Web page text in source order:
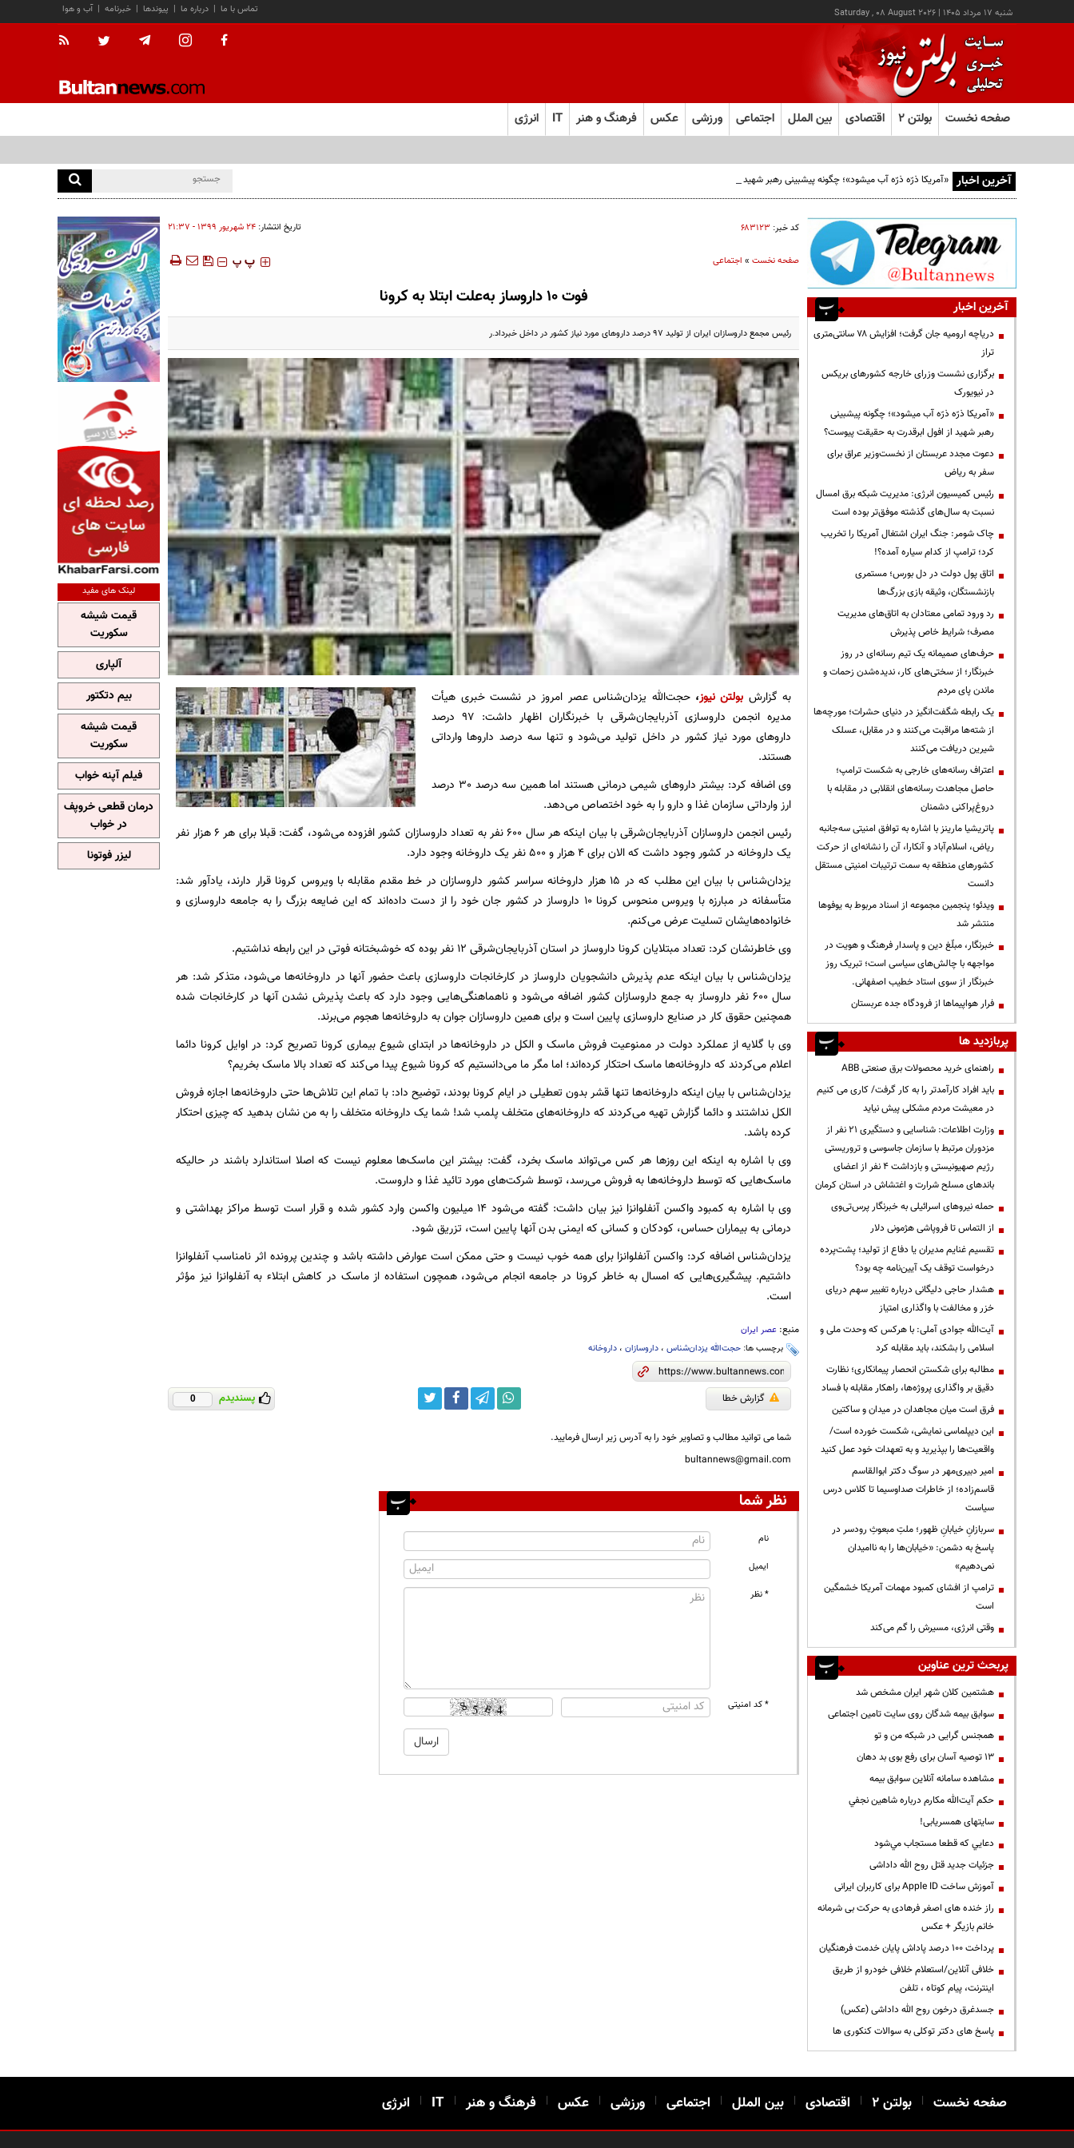
شنبه ۱۷ مرداد ۱۴۰۵ |
Saturday , 08 August 2026 آب و هوا | خبرنامه | پیوندها | درباره ما | تماس با ما
صفحه نخست بولتن ۲ اقتصادی بین الملل اجتماعی ورزشی عکس فرهنگ و هنر IT انرژی
آخرین اخبار «آمریکا ذرّه ذرّه آب میشود»؛ چگونه پیشبینی رهبر شهید از افول ابرقدرت به حقیقت پیوست؟
کد خبر: ۶۸۳۱۲۳ تاریخ انتشار: ۲۴ شهريور ۱۳۹۹ - ۲۱:۳۷
صفحه نخست» اجتماعی ‍‍‍ پ پ
فوت 10 داروساز به‌علت ابتلا به کرونا
رئیس مجمع داروسازان ایران از تولید 97 درصد داروهای مورد نیاز کشور در داخل خبرداد.ر
به گزارش بولتن نیوز، حجت‌الله یزدان‌شناس عصر امروز در نشست خبری هیأت
مدیره انجمن داروسازی آذربایجان‌شرقی با خبرنگاران اظهار داشت: 97 درصد
داروهای مورد نیاز کشور در داخل تولید می‌شود و تنها سه درصد داروها وارداتی
هستند.
وی اضافه کرد: بیشتر داروهای شیمی درمانی هستند اما همین سه درصد 30 درصد
ارز وارداتی سازمان غذا و دارو را به خود اختصاص می‌دهد.
رئیس انجمن داروسازان آذربایجان‌شرقی با بیان اینکه هر سال 600 نفر به تعداد داروسازان کشور افزوده می‌شود، گفت: قبلا برای هر 6 هزار نفر
یک داروخانه در کشور وجود داشت که الان برای 4 هزار و 500 نفر یک داروخانه وجود دارد.
یزدان‌شناس با بیان این مطلب که در 15 هزار داروخانه سراسر کشور داروسازان در خط مقدم مقابله با ویروس کرونا قرار دارند، یادآور شد:
متأسفانه در مبارزه با ویروس منحوس کرونا 10 داروساز در کشور جان خود را از دست داده‌اند که این ضایعه بزرگ را به جامعه داروسازی و
خانواده‌هایشان تسلیت عرض می‌کنم.
وی خاطرنشان کرد: تعداد مبتلایان کرونا داروساز در استان آذربایجان‌شرقی 12 نفر بوده که خوشبختانه فوتی در این رابطه نداشتیم.
یزدان‌شناس با بیان اینکه عدم پذیرش دانشجویان داروساز در کارخانجات داروسازی باعث حضور آنها در داروخانه‌ها می‌شود، متذکر شد: هر
سال ۶۰۰ نفر داروساز به جمع داروسازان کشور اضافه می‌شود و ناهماهنگی‌هایی وجود دارد که باعث پذیرش نشدن آنها در کارخانجات شده
همچنین حقوق کار در صنایع داروسازی پایین است و برای همین داروسازان جوان به داروخانه‌ها هجوم می‌برند.
وی با گلایه از عملکرد دولت در ممنوعیت فروش ماسک و الکل در داروخانه‌ها در ابتدای شیوع بیماری کرونا تصریح کرد: در اوایل کرونا دائما
اعلام می‌کردند که داروخانه‌ها ماسک احتکار کرده‌اند؛ اما مگر ما می‌دانستیم که کرونا شیوع پیدا می‌کند که تعداد بالا ماسک بخریم؟
یزدان‌شناس با بیان اینکه داروخانه‌ها تنها قشر بدون تعطیلی در ایام کرونا بودند، توضیح داد: با تمام این تلاش‌ها حتی داروخانه‌ها اجازه فروش
الکل نداشتند و دائما گزارش تهیه می‌کردند که داروخانه‌های متخلف پلمب شد! شما یک داروخانه متخلف را به من نشان بدهید که چیزی احتکار
کرده باشد.
وی با اشاره به اینکه این روزها هر کس می‌تواند ماسک بخرد، گفت: بیشتر این ماسک‌ها معلوم نیست که اصلا استاندارد باشند در حالیکه
ماسک‌هایی که توسط داروخانه‌ها به فروش می‌رسد، توسط شرکت‌های مورد تائید غذا و داروست.
وی با اشاره به کمبود واکسن آنفلوانزا نیز بیان داشت: گفته می‌شود ۱۴ میلیون واکسن وارد کشور شده و قرار است توسط مراکز بهداشتی و
درمانی به بیماران حساس، کودکان و کسانی که ایمنی بدن آنها پایین است، تزریق شود.
یزدان‌شناس اضافه کرد: واکسن آنفلوانزا برای همه خوب نیست و حتی ممکن است عوارض داشته باشد و چندین پرونده اثر نامناسب آنفلوانزا
داشتیم. پیشگیری‌هایی که امسال به خاطر کرونا در جامعه انجام می‌شود، همچون استفاده از ماسک در کاهش ابتلاء به آنفلوانزا نیز مؤثر
است.
منبع: عصر ایران
برچسب ها: حجت‌الله یزدان‌شناس، داروسازان، داروخانه
گزارش خطا پسندیدم 0
شما می توانید مطالب و تصاویر خود را به آدرس زیر ارسال فرمایید.
bultannews@gmail.com
نظر شما
نام
ایمیل
* نظر
* کد امنیتی
آخرین اخبار
دریاچه ارومیه جان گرفت؛ افزایش ۷۸ سانتی‌متری
تراز
برگزاری نشست وزرای خارجه کشورهای بریکس
در نیویورک
«آمریکا ذرّه ذرّه آب میشود»؛ چگونه پیشبینی
رهبر شهید از افول ابرقدرت به حقیقت پیوست؟
دعوت مجدد عربستان از نخست‌وزیر عراق برای
سفر به ریاض
رئیس کمیسیون انرژی: مدیریت شبکه برق امسال
نسبت به سال‌های گذشته موفق‌تر بوده است
چاک شومر: جنگ ایران اشتغال آمریکا را تخریب
کرد؛ ترامپ از کدام سیاره آمده؟!
اتاق پول دولت در دل بورس؛ مستمری
بازنشستگان، وثیقه بازی بزرگ‌ها
رد ورود تمامی معتادان به اتاق‌های مدیریت
مصرف؛ شرایط خاص پذیرش
حرف‌های صمیمانه یک تیم رسانه‌ای در روز
خبرنگار؛ از سختی‌های کار، ندیده‌شدن زحمات و
ماندن پای مردم
یک رابطه شگفت‌انگیز در دنیای حشرات؛ مورچه‌ها
از شته‌ها مراقبت می‌کنند و در مقابل، عسلک
شیرین دریافت می‌کنند
اعتراف رسانه‌های خارجی به شکست ترامپ؛
حاصل مجاهدت رسانه‌های انقلابی در مقابله با
دروغ‌پراکنی دشمنان
پاتریشیا مارینز با اشاره به توافق امنیتی سه‌جانبه
ریاض، اسلام‌آباد و آنکارا، آن را نشانه‌ای از حرکت
کشورهای منطقه به سمت ترتیبات امنیتی مستقل
دانست
ویدئو؛ پنجمین مجموعه از اسناد مربوط به یوفوها
منتشر شد
خبرنگار، مبلّغ دین و پاسدار فرهنگ و هویت در
مواجهه با چالش‌های سیاسی است؛ تبریک روز
خبرنگار از سوی استاد خطیب اصفهانی.
فرار هواپیماها از فرودگاه جده عربستان
پربازدید ها
راهنمای خرید محصولات برق صنعتی ABB
باید افراد کارآمدتر را به کار گرفت/ کاری می کنیم
در معیشت مردم مشکلی پیش نیاید
وزارت اطلاعات: شناسایی و دستگیری ۲۱ نفر از
مزدوران مرتبط با سازمان جاسوسی و تروریستی
رژیم صهیونیستی و بازداشت ۴ نفر از اعضای
باندهای مسلح شرارت و اغتشاش در استان کرمان
حمله نیروهای اسرائیلی به خبرنگار پرس‌تی‌وی
از التماس تا فروپاشی هژمونی دلار
تقسیم غنایم مدیران یا دفاع از تولید؛ پشت‌پرده
درخواست توقف یک آیین‌نامه چه بود؟
هشدار حاجی دلیگانی درباره تغییر سهم دریای
خزر و مخالفت با واگذاری امتیاز
آیت‌الله جوادی آملی: با هرکس که وحدت ملی و
اسلامی را بشکند، باید مقابله کرد
مطالبه برای شکستن انحصار پیمانکاری؛ نظارت
دقیق بر واگذاری پروژه‌ها، راهکار مقابله با فساد
فرق است میان مجاهدان در میدان و ساکتین
این دیپلماسی نمایشی، شکست خورده است/
واقعیت‌ها را بپذیرید و به تعهدات خود عمل کنید
امیر دبیری‌مهر در سوگ دکتر ابوالقاسم
قاسم‌زاده؛ از خاطرات صداوسیما تا کلاس درس
سیاست
سربازانِ خیابانِ ظهور؛ ملتِ مبعوثِ رودسر در
پاسخ به دشمن: «خیابان‌ها را به ناامیدان
نمی‌دهیم»
ترامپ از افشای کمبود مهمات آمریکا خشمگین
است
وقتی انرژی، مسیرش را گم می‌کند
پربحث ترین عناوین
هشتمین کلان شهر ایران مشخص شد
سوابق بیمه شدگان روی سایت تامین اجتماعی
همجنس گرایی در شبکه من و تو
13 توصیه آسان برای رفع بوی بد دهان
مشاهده سامانه آنلاين سوابق بیمه
حكم آيت‌الله مكارم درباره شاهين نجفي
سایتهای همسریابی!
دعايي كه قطعا مستجاب مي‌شود
جزئیات جدید قتل روح الله داداشی
آموزش ساخت Apple ID برای کاربران ایرانی
راز خنده های اصغر فرهادی به حرکت بی شرمانه
خانم بازیگر + عکس
پرداخت ۱۰۰ درصد پاداش پایان خدمت فرهنگیان
خلافی آنلاین/استعلام خلافی خودرو از طریق
اینترنت، پیام کوتاه ، تلفن
جسدغرق درخون روح الله داداشی (عکس)
پاسخ های دکتر توکلی به سوالات کنکوری ها
لینک های مفید
قیمت شیشه
سکوریت
آلپاری
بیم دتکتور
قیمت شیشه
سکوریت
فیلم آپنه خواب
درمان قطعی خروپف
در خواب
لیزر فوتونا
صفحه نخست | بولتن ۲ | اقتصادی | بین الملل | اجتماعی | ورزشی | عکس | فرهنگ و هنر |
IT
| انرژی